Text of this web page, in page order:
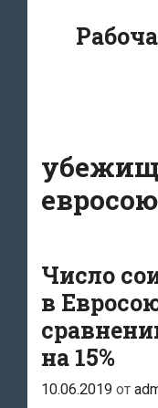
Число
в
на 15%
10.06.2019 от